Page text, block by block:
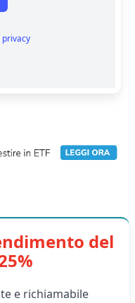
del
e richiamabile